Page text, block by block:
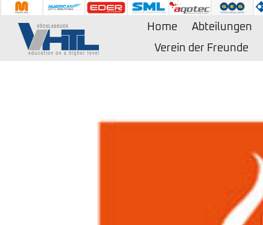
Zum
Inhalt
springen
Home Abteilungen
Verein der Freunde